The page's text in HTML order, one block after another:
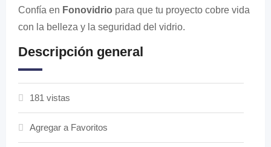
Confía en Fonovidrio para que tu proyecto cobre vida
con la belleza y la seguridad del vidrio.
Descripción general
181 vistas
Agregar a Favoritos